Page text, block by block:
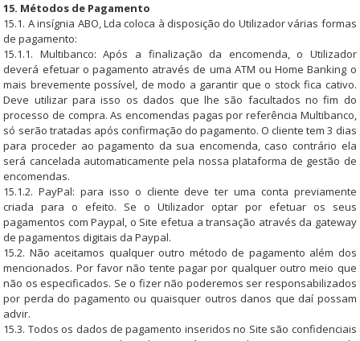
15. Métodos de Pagamento
15.1. A insígnia ABO, Lda coloca à disposição do Utilizador várias formas
de pagamento:
15.1.1. Multibanco: Após a finalização da encomenda, o Utilizador
deverá efetuar o pagamento através de uma ATM ou Home Banking o
mais brevemente possível, de modo a garantir que o stock fica cativo.
Deve utilizar para isso os dados que lhe são facultados no fim do
processo de compra. As encomendas pagas por referência Multibanco,
só serão tratadas após confirmação do pagamento. O cliente tem 3 dias
para proceder ao pagamento da sua encomenda, caso contrário ela
será cancelada automaticamente pela nossa plataforma de gestão de
encomendas.
15.1.2. PayPal: para isso o cliente deve ter uma conta previamente
criada para o efeito. Se o Utilizador optar por efetuar os seus
pagamentos com Paypal, o Site efetua a transação através da gateway
de pagamentos digitais da Paypal.
15.2. Não aceitamos qualquer outro método de pagamento além dos
mencionados. Por favor não tente pagar por qualquer outro meio que
não os especificados. Se o fizer não poderemos ser responsabilizados
por perda do pagamento ou quaisquer outros danos que daí possam
advir.
15.3. Todos os dados de pagamento inseridos no Site são confidenciais